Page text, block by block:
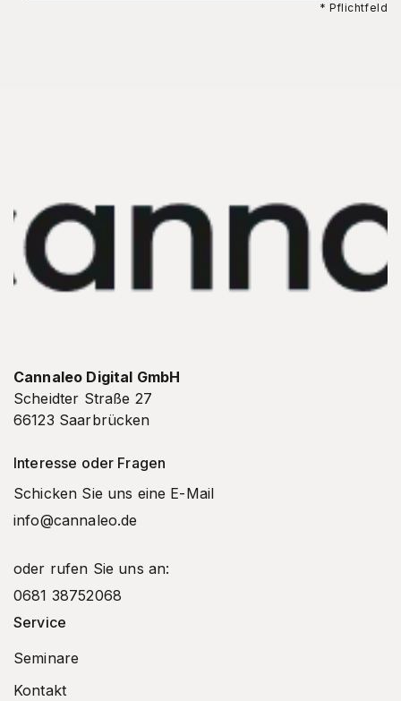
* Pflichtfeld
Cannaleo Digital GmbH
Scheidter Straße 27
66123 Saarbrücken
Interesse oder Fragen
Schicken Sie uns eine E-Mail
info@cannaleo.de
oder rufen Sie uns an:
0681 38752068
Service
Seminare
Kontakt